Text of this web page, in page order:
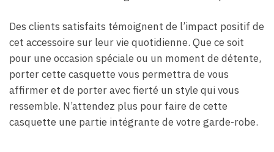
Des clients satisfaits témoignent de l’impact positif de
cet accessoire sur leur vie quotidienne. Que ce soit
pour une occasion spéciale ou un moment de détente,
porter cette casquette vous permettra de vous
affirmer et de porter avec fierté un style qui vous
ressemble. N’attendez plus pour faire de cette
casquette une partie intégrante de votre garde-robe.